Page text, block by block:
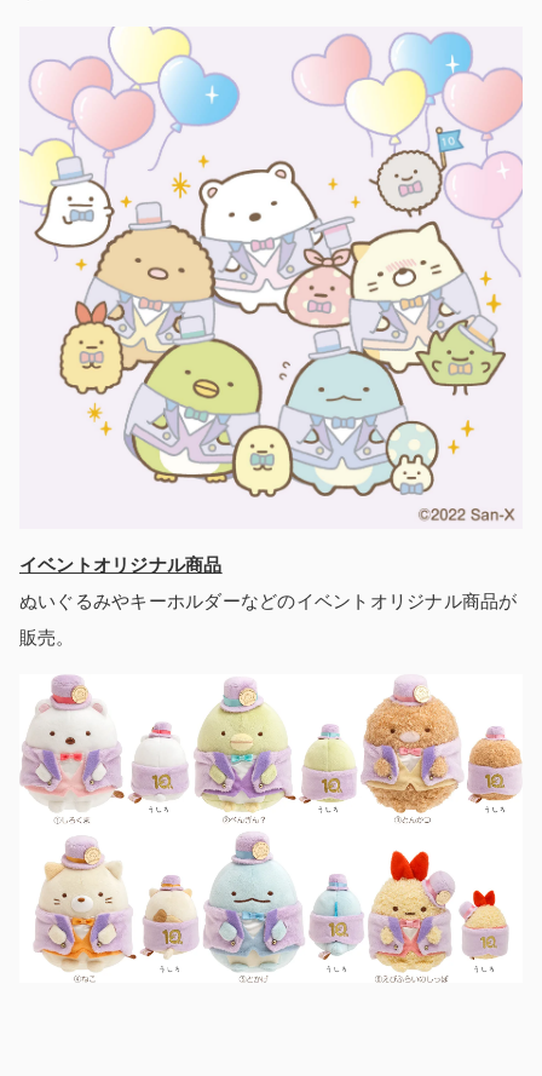
イベントオリジナル商品
ぬいぐるみやキーホルダーなどのイベントオリジナル商品が
販売。